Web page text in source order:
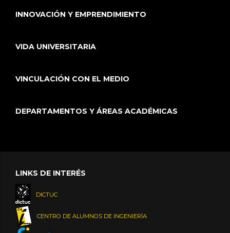
INNOVACIÓN Y EMPRENDIMIENTO
VIDA UNIVERSITARIA
VINCULACIÓN CON EL MEDIO
DEPARTAMENTOS Y ÁREAS ACADÉMICAS
LINKS DE INTERÉS
DICTUC
CENTRO DE ALUMNOS DE INGENIERÍA